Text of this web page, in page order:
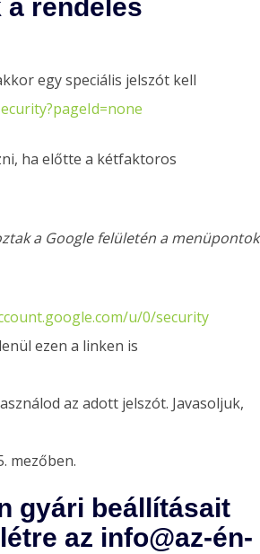
a rendelés
egy speciális jelszót kell
ha előtte a kétfaktoros
a Google felületén a menüpontok
u/0/security
ezen a linken is
az adott jelszót. Javasoljuk,
mezőben.
gyári beállításait
az info@az-én-